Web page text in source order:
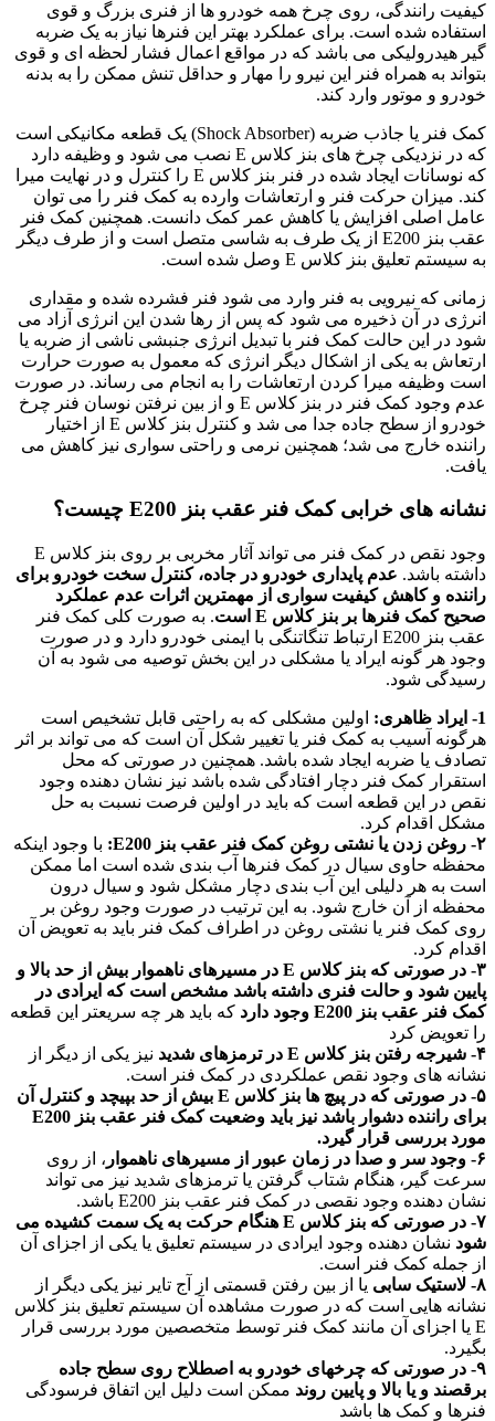
کیفیت رانندگی، روی چرخ همه خودرو ها از فنری بزرگ و قوی
استفاده شده است. برای عملکرد بهتر این فنرها نیاز به یک ضربه
گیر هیدرولیکی می باشد که در مواقع اعمال فشار لحظه ای و قوی
بتواند به همراه فنر این نیرو را مهار و حداقل تنش ممکن را به بدنه
خودرو و موتور وارد کند.
کمک فنر یا جاذب ضربه (Shock Absorber) یک قطعه مکانیکی است
که در نزدیکی چرخ های بنز کلاس E نصب می شود و وظیفه دارد
که نوسانات ایجاد شده در فنر بنز کلاس E را کنترل و در نهایت میرا
کند. میزان حرکت فنر و ارتعاشات وارده به کمک فنر را می توان
عامل اصلی افزایش یا کاهش عمر کمک دانست. همچنین کمک فنر
عقب بنز E200 از یک طرف به شاسی متصل است و از طرف دیگر
به سیستم تعلیق بنز کلاس E وصل شده است.
زمانی که نیرویی به فنر وارد می شود فنر فشرده شده و مقداری
انرژی در آن ذخیره می شود که پس از رها شدن این انرژی آزاد می
شود در این حالت کمک فنر با تبدیل انرژی جنبشی ناشی از ضربه یا
ارتعاش به یکی از اشکال دیگر انرژی که معمول به صورت حرارت
است وظیفه میرا کردن ارتعاشات را به انجام می رساند. در صورت
عدم وجود کمک فنر در بنز کلاس E و از بین نرفتن نوسان فنر چرخ
خودرو از سطح جاده جدا می شد و کنترل بنز کلاس E از اختیار
راننده خارج می شد؛ همچنین نرمی و راحتی سواری نیز کاهش می
یافت.
نشانه های خرابی کمک فنر عقب بنز E200 چیست؟
وجود نقص در کمک فنر می تواند آثار مخربی بر روی بنز کلاس E
داشته باشد. عدم پایداری خودرو در جاده، کنترل سخت خودرو برای
راننده و کاهش کیفیت سواری از مهمترین اثرات عدم عملکرد
صحیح کمک فنرها بر بنز کلاس E است
. به صورت کلی کمک فنر
عقب بنز E200 ارتباط تنگاتنگی با ایمنی خودرو دارد و در صورت
وجود هر گونه ایراد یا مشکلی در این بخش توصیه می شود به آن
رسیدگی شود.
1- ایراد ظاهری:
اولین مشکلی که به راحتی قابل تشخیص است
هرگونه آسیب به کمک فنر یا تغییر شکل آن است که می تواند بر اثر
تصادف یا ضربه ایجاد شده باشد. همچنین در صورتی که محل
استقرار کمک فنر دچار افتادگی شده باشد نیز نشان دهنده وجود
نقص در این قطعه است که باید در اولین فرصت نسبت به حل
مشکل اقدام کرد.
۲- روغن زدن یا نشتی روغن کمک فنر عقب بنز E200:
با وجود اینکه
محفظه حاوی سیال در کمک فنرها آب بندی شده است اما ممکن
است به هر دلیلی این آب بندی دچار مشکل شود و سیال درون
محفظه از آن خارج شود. به این ترتیب در صورت وجود روغن بر
روی کمک فنر یا نشتی روغن در اطراف کمک فنر باید به تعویض آن
اقدام کرد.
۳- در صورتی که بنز کلاس E در مسیرهای ناهموار بیش از حد بالا و
پایین شود و حالت فنری داشته باشد مشخص است که ایرادی در
کمک فنر عقب بنز E200 وجود دارد
که باید هر چه سریعتر این قطعه
را تعویض کرد
۴- شیرجه رفتن بنز کلاس E در ترمزهای شدید
نیز یکی از دیگر از
نشانه های وجود نقص عملکردی در کمک فنر است.
۵- در صورتی که در پیچ ها بنز کلاس E بیش از حد بپیچد و کنترل آن
برای راننده دشوار باشد نیز باید وضعیت کمک فنر عقب بنز E200
مورد بررسی قرار گیرد.
۶- وجود سر و صدا در زمان عبور از مسیرهای ناهموار
، از روی
سرعت گیر، هنگام شتاب گرفتن یا ترمزهای شدید نیز می تواند
نشان دهنده وجود نقصی در کمک فنر عقب بنز E200 باشد.
۷- در صورتی که بنز کلاس E هنگام حرکت به یک سمت کشیده می
شود نشان دهنده وجود ایرادی در سیستم تعلیق یا یکی از اجزای آن
از جمله کمک فنر است.
۸- لاستیک سابی
یا از بین رفتن قسمتی از آج تایر نیز یکی دیگر از
نشانه هایی است که در صورت مشاهده آن سیستم تعلیق بنز کلاس
E یا اجزای آن مانند کمک فنر توسط متخصصین مورد بررسی قرار
بگیرد.
۹- در صورتی که چرخهای خودرو به اصطلاح روی سطح جاده
برقصند و یا بالا و پایین روند ممکن است دلیل این اتفاق فرسودگی
فنرها و کمک ها باشد